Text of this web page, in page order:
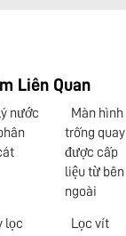
Liên Quan
nước
Màn hình
trống quay
được cấp
liệu từ bên
ngoài
lọc
Lọc vít